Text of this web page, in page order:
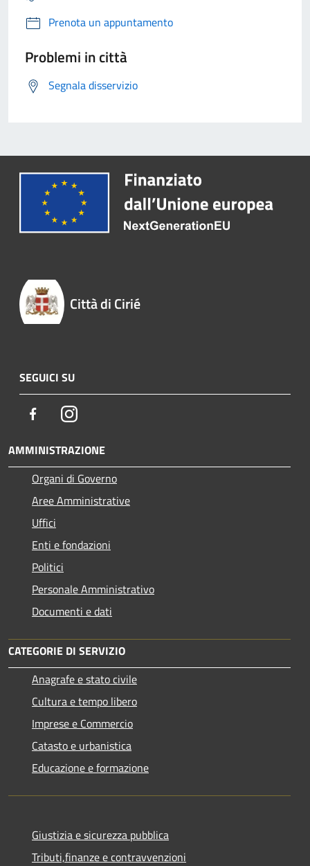
Prenota un appuntamento
Problemi in città
Segnala disservizio
Città di Cirié
SEGUICI SU
FacebookInstagram
AMMINISTRAZIONE
Organi di Governo
Aree Amministrative
Uffici
Enti e fondazioni
Politici
Personale Amministrativo
Documenti e dati
CATEGORIE DI SERVIZIO
Anagrafe e stato civile
Cultura e tempo libero
Imprese e Commercio
Catasto e urbanistica
Educazione e formazione
Giustizia e sicurezza pubblica
Tributi,finanze e contravvenzioni